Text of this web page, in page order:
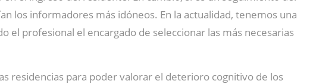
los informadores más idóneos. En la actualidad, tenemos una
el profesional el encargado de seleccionar las más necesarias
residencias para poder valorar el deterioro cognitivo de los